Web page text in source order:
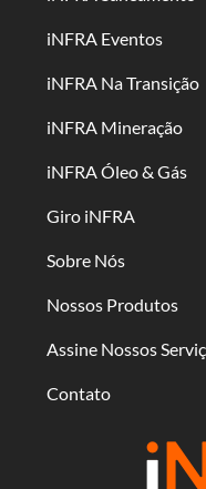
iNFRA Eventos
iNFRA Na Transição
iNFRA Mineração
iNFRA Óleo & Gás
Giro iNFRA
Sobre Nós
Nossos Produtos
Assine Nossos
Contato